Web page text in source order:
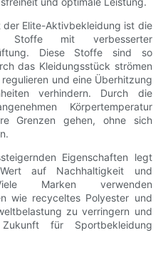
Elite-Aktivbekleidung ist die
Stoffe mit verbesserter
Diese Stoffe sind so
das Kleidungsstück strömen
und eine Überhitzung
verhindern. Durch die
Körpertemperatur
Grenzen gehen, ohne sich
Eigenschaften legt
auf Nachhaltigkeit und
Marken verwenden
wie recyceltes Polyester und
zu verringern und
für Sportbekleidung